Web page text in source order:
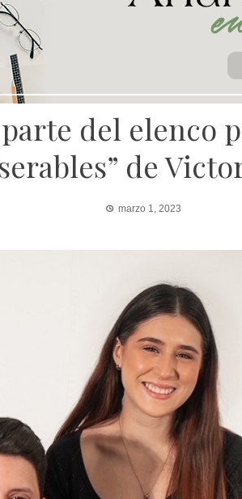
del elenco
de
marzo 1, 2023